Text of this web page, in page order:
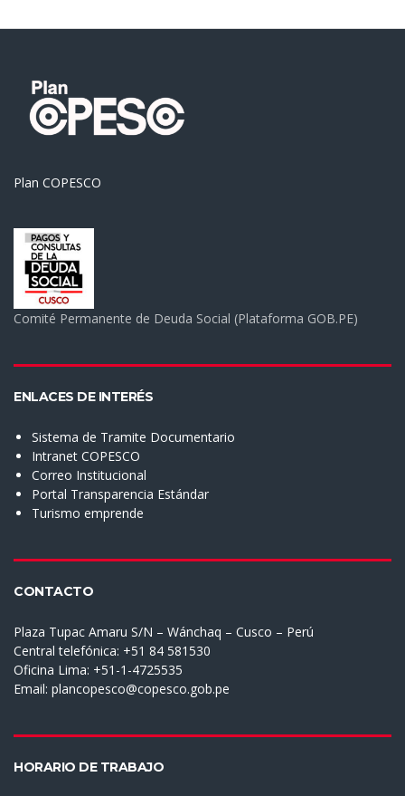
Plan COPESCO
Comité Permanente de Deuda Social (Plataforma GOB.PE)
ENLACES DE INTERÉS
Sistema de Tramite Documentario
Intranet COPESCO
Correo Institucional
Portal Transparencia Estándar
Turismo emprende
CONTACTO
Plaza Tupac Amaru S/N – Wánchaq – Cusco – Perú
Central telefónica: +51 84 581530
Oficina Lima: +51-1-4725535
Email: plancopesco@copesco.gob.pe
HORARIO DE TRABAJO